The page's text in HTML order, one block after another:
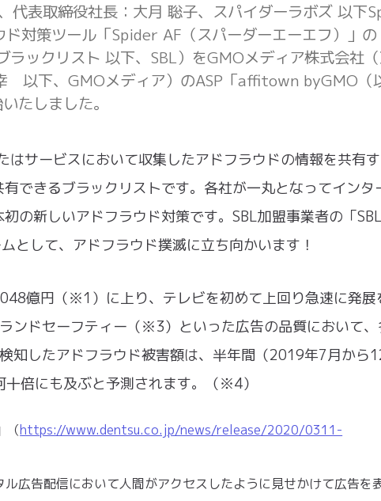
代表取締役社長：大月 聡子、スパイダーラボズ 以下
対策ツール「Spider AF（スパーダーエーエフ）」の
ラックリスト 以下、SBL）をGMOメディア株式会社
以下、GMOメディア）のASP「affitown byGMO（
たしました。
サービスにおいて収集したアドフラウドの情報を共有
できるブラックリストです。各社が一丸となってインタ
の新しいアドフラウド対策です。SBL加盟事業者の「SBL
として、アドフラウド撲滅に立ち向かいます！
億円（※1）に上り、テレビを初めて上回り急速に発展
ンドセーフティー（※3）といった広告の品質において、
知したアドフラウド被害額は、半年間（2019年7月から
倍にも及ぶと予測されます。（※4）
（https://www.dentsu.co.jp/news/release/2020/0311-
広告配信において人間がアクセスしたように見せかけて広告を